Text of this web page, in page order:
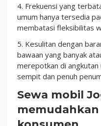
4. Frekuensi yang
umum hanya tersedia
membatasi fleksibilitas
5. Kesulitan dengan
bawaan yang banyak
merepotkan di
sempit dan penuh
Sewa mobil